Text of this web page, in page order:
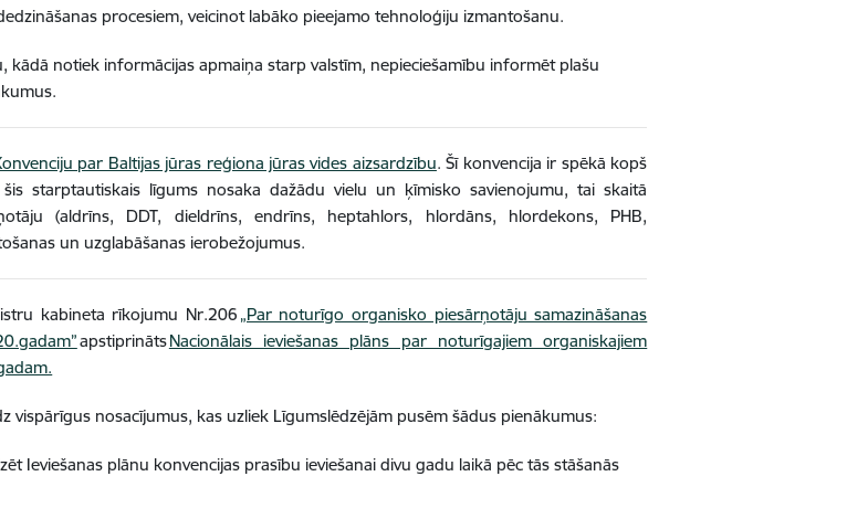
procesiem, veicinot labāko pieejamo tehnoloģiju izmantošanu.
kādā notiek informācijas apmaiņa starp valstīm, nepieciešamību informēt plašu
par Baltijas jūras reģiona jūras vides aizsardzību. Šī konvencija ir spēkā kopš
starptautiskais līgums nosaka dažādu vielu un ķīmisko savienojumu, tai skaitā
(aldrīns, DDT, dieldrīns, endrīns, heptahlors, hlordāns, hlordekons, PHB,
un uzglabāšanas ierobežojumus.
kabineta rīkojumu Nr.206 „Par noturīgo organisko piesārņotāju samazināšanas
apstiprinātsNacionālais ieviešanas plāns par noturīgajiem organiskajiem
vispārīgus nosacījumus, kas uzliek Līgumslēdzējām pusēm šādus pienākumus:
Ieviešanas plānu konvencijas prasību ieviešanai divu gadu laikā pēc tās stāšanās